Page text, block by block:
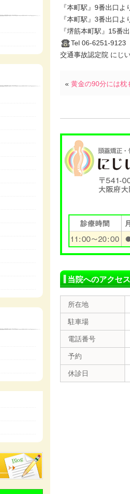
『本町駅』9番出口よ
『本町駅』3番出口よ
『堺筋本町駅』15番
Tel 06-6251-9123
交通事故認定院 にじ
« 黄金の90分には枕
当院へのアクセ
所在地
駐車場
電話番号
予約
休診日